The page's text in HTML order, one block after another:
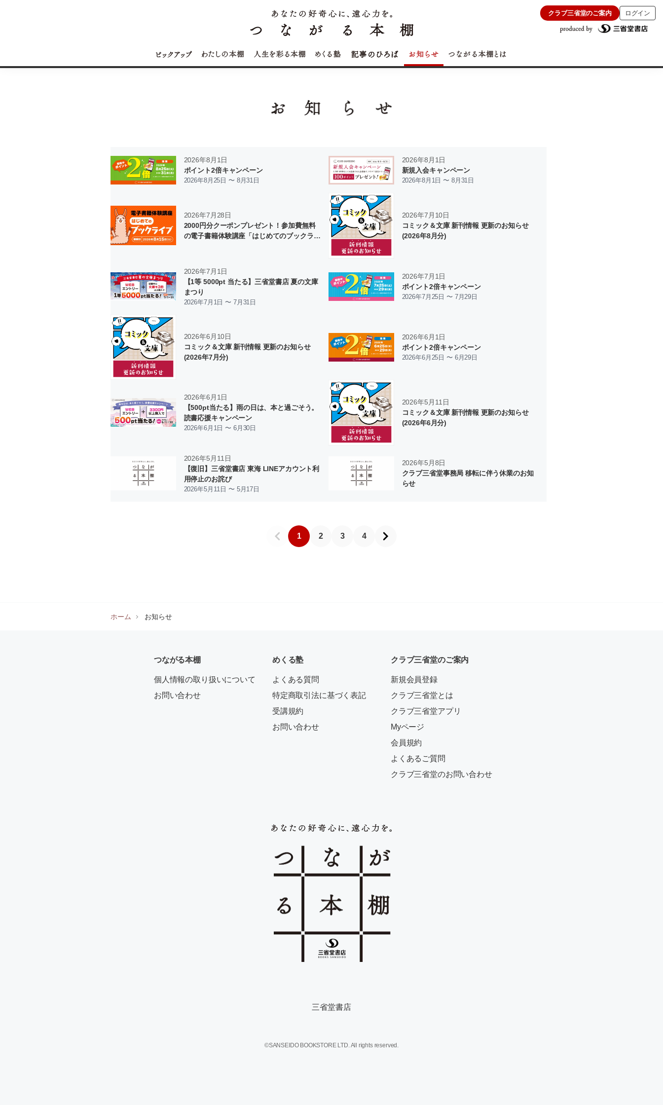
クラブ三省堂のご案内 ログイン
2026年8月1日
ポイント2倍キャンペーン
2026年8月25日 〜 8月31日
2026年8月1日
新規入会キャンペーン
2026年8月1日 〜 8月31日
2026年7月28日
2000円分クーポンプレゼント！参加費無料
の電子書籍体験講座「はじめてのブックライ
2026年7月10日
コミック＆文庫 新刊情報 更新のお知らせ
(2026年8月分)
2026年7月1日
【1等 5000pt 当たる】三省堂書店 夏の文庫
まつり
2026年7月1日 〜 7月31日
2026年7月1日
ポイント2倍キャンペーン
2026年7月25日 〜 7月29日
2026年6月10日
コミック＆文庫 新刊情報 更新のお知らせ
(2026年7月分)
2026年6月1日
ポイント2倍キャンペーン
2026年6月25日 〜 6月29日
2026年6月1日
【500pt当たる】雨の日は、本と過ごそう。
読書応援キャンペーン
2026年6月1日 〜 6月30日
2026年5月11日
コミック＆文庫 新刊情報 更新のお知らせ
(2026年6月分)
2026年5月11日
【復旧】三省堂書店 東海 LINEアカウント利
用停止のお詫び
2026年5月11日 〜 5月17日
2026年5月8日
クラブ三省堂事務局 移転に伴う休業のお知
らせ
1 2 3 4
ホーム お知らせ
つながる本棚
個人情報の取り扱いについて
お問い合わせ
めくる塾
よくある質問
特定商取引法に基づく表記
受講規約
お問い合わせ
クラブ三省堂のご案内
新規会員登録
クラブ三省堂とは
クラブ三省堂アプリ
Myページ
会員規約
よくあるご質問
クラブ三省堂のお問い合わせ
三省堂書店
©SANSEIDO BOOKSTORE LTD. All rights reserved.